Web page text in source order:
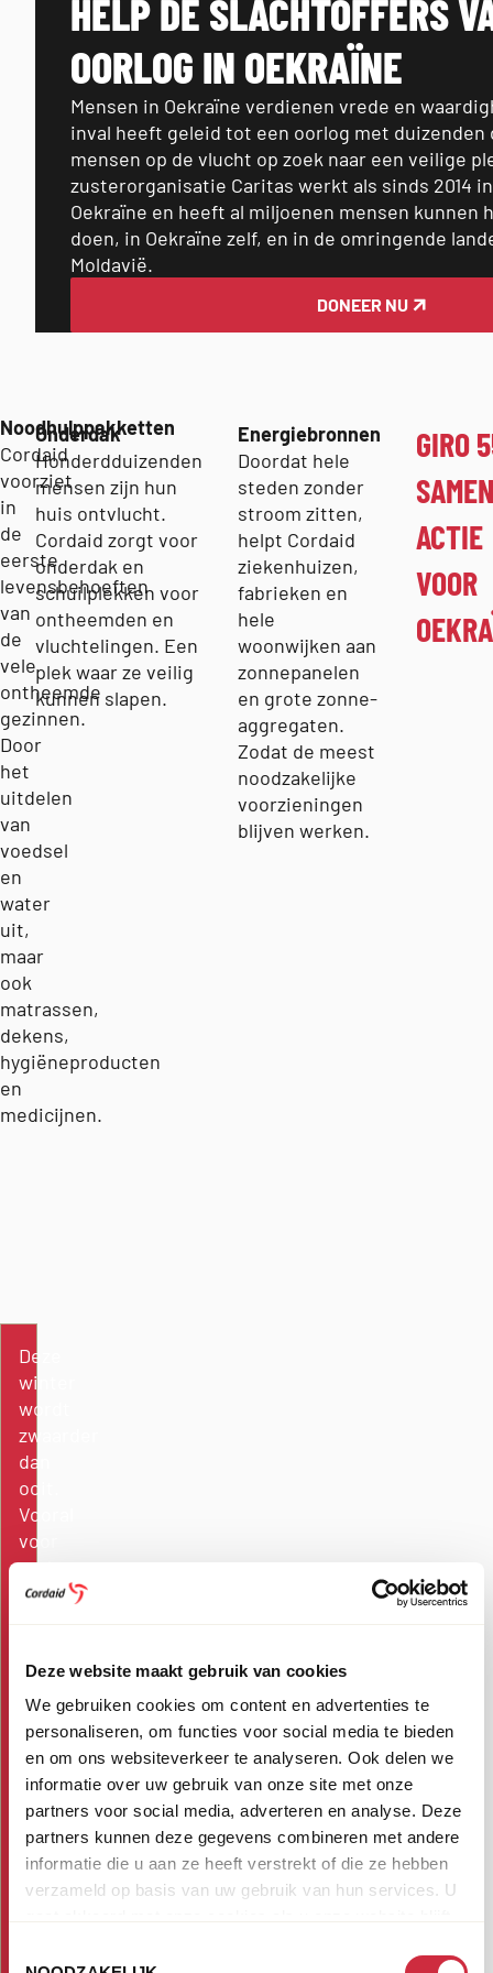
Deze website maakt gebruik van cookies
We gebruiken cookies om content en advertenties te
personaliseren, om functies voor social media te bieden
en om ons websiteverkeer te analyseren. Ook delen we
informatie over uw gebruik van onze site met onze
partners voor social media, adverteren en analyse. Deze
partners kunnen deze gegevens combineren met andere
informatie die u aan ze heeft verstrekt of die ze hebben
verzameld op basis van uw gebruik van hun services. U
HELP DE SLACHTOFFERS
OORLOG IN OEKRAÏNE
Mensen in Oekraïne verdienen vrede en
inval heeft geleid tot een oorlog met duizenden
mensen op de vlucht op zoek naar een veilige
zusterorganisatie Caritas werkt als sinds 2014
Oekraïne en heeft al miljoenen mensen kunnen
doen, in Oekraïne zelf, en in de omringende
Moldavië.
DONEER NU
Noodhulppakketten
Cordaid
voorziet
in
de
eerste
levensbehoeften
van
de
vele
ontheemde
gezinnen.
Door
het
uitdelen
van
voedsel
en
water
uit,
maar
ook
matrassen,
dekens,
hygiëneproducten
en
medicijnen.
Onderdak
Honderdduizenden
mensen zijn hun
huis ontvlucht.
Cordaid zorgt voor
onderdak en
schuilplekken voor
ontheemden en
vluchtelingen. Een
plek waar ze veilig
kunnen slapen.
Energiebronnen
Doordat hele
steden zonder
stroom zitten,
helpt Cordaid
ziekenhuizen,
fabrieken en
hele
woonwijken aan
zonnepanelen
en grote zonne-
aggregaten.
Zodat de meest
noodzakelijke
voorzieningen
blijven werken.
GIRO
ACTIE
VOOR
FORMULIER
Deze
winter
wordt
zwaarder
dan
ooit.
Vooral
voor
ouderen
en
zorgen
voor
warme
kleding,
maaltijden,
haardhout,
cash
geld
en
hard